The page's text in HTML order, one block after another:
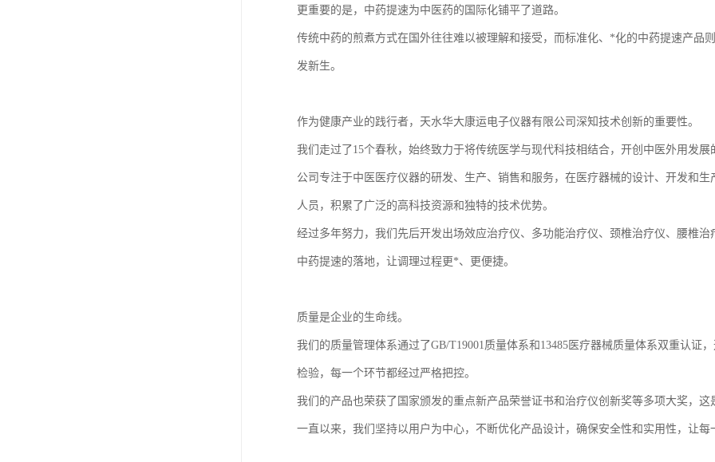
更重要的是，中药提速为中医药的国际化铺平了道路。
传统中药的煎煮方式在国外往往难以被理解和接受，而标准化、*化的中药提速产品
发新生。
作为健康产业的践行者，天水华大康运电子仪器有限公司深知技术创新的重要性。
我们走过了15个春秋，始终致力于将传统医学与现代科技相结合，开创中医外用发展
公司专注于中医医疗仪器的研发、生产、销售和服务，在医疗器械的设计、开发和
人员，积累了广泛的高科技资源和独特的技术优势。
经过多年努力，我们先后开发出场效应治疗仪、多功能治疗仪、颈椎治疗仪、腰椎
中药提速的落地，让调理过程更*、更便捷。
质量是企业的生命线。
我们的质量管理体系通过了GB/T19001质量体系和13485医疗器械质量体系双重认证
检验，每一个环节都经过严格把控。
我们的产品也荣获了国家颁发的重点新产品荣誉证书和治疗仪创新奖等多项大奖，
一直以来，我们坚持以用户为中心，不断优化产品设计，确保安全性和实用性，让每